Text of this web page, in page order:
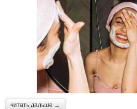
читать дальше →